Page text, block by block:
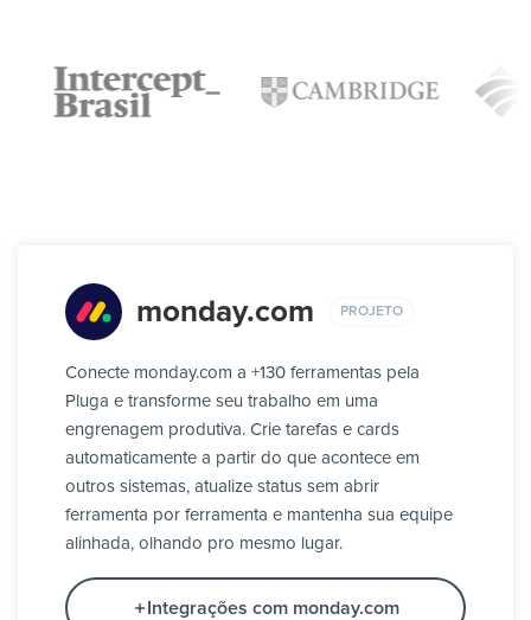
monday.com PROJETO
Conecte monday.com a +130 ferramentas pela
Pluga e transforme seu trabalho em uma
engrenagem produtiva. Crie tarefas e cards
automaticamente a partir do que acontece em
outros sistemas, atualize status sem abrir
ferramenta por ferramenta e mantenha sua equipe
alinhada, olhando pro mesmo lugar.
Integrações com monday.com